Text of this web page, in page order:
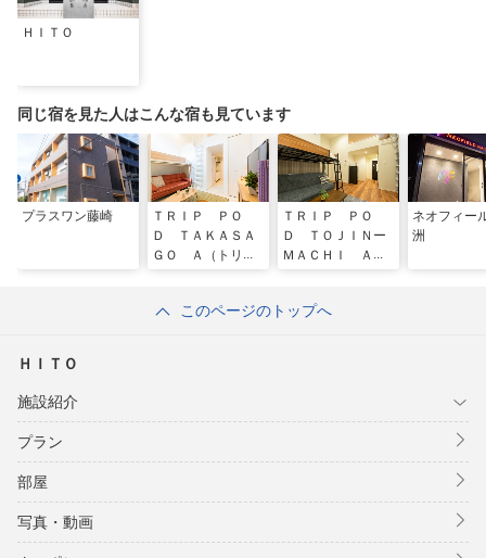
ＨＩＴＯ
同じ宿を見た人はこんな宿も見ています
プラスワン藤崎
ＴＲＩＰ ＰＯ
Ｄ ＴＡＫＡＳＡ
ＧＯ Ａ（トリッ
ＴＲＩＰ ＰＯ
Ｄ ＴＯＪＩＮー
ＭＡＣＨＩ Ａ
ネオフィー
洲
このページのトップへ
ＨＩＴＯ
施設紹介
プラン
部屋
写真・動画